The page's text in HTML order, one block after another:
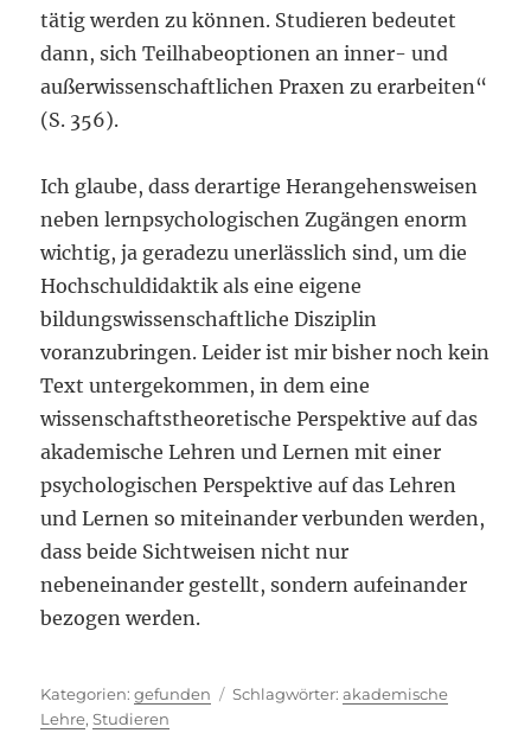
tätig werden zu können. Studieren bedeutet
dann, sich Teilhabeoptionen an inner- und
außerwissenschaftlichen Praxen zu erarbeiten“
(S. 356).
Ich glaube, dass derartige Herangehensweisen
neben lernpsychologischen Zugängen enorm
wichtig, ja geradezu unerlässlich sind, um die
Hochschuldidaktik als eine eigene
bildungswissenschaftliche Disziplin
voranzubringen. Leider ist mir bisher noch kein
Text untergekommen, in dem eine
wissenschaftstheoretische Perspektive auf das
akademische Lehren und Lernen mit einer
psychologischen Perspektive auf das Lehren
und Lernen so miteinander verbunden werden,
dass beide Sichtweisen nicht nur
nebeneinander gestellt, sondern aufeinander
bezogen werden.
Kategorien
gefunden Schlagwörter
akademische
Lehre,Studieren